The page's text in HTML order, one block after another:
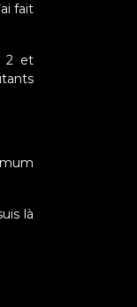
fait
2 et
là